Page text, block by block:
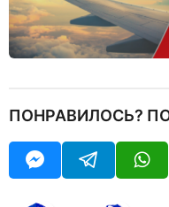
ПОНРАВИЛОСЬ?